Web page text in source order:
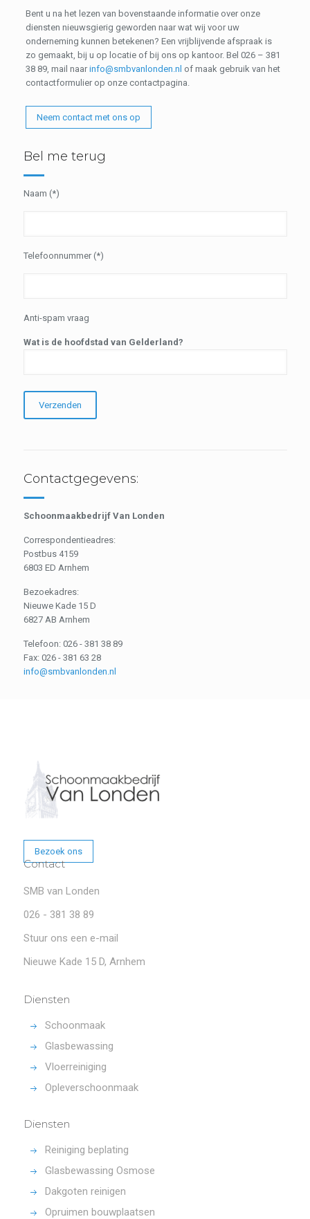
Bent u na het lezen van bovenstaande informatie over onze
diensten nieuwsgierig geworden naar wat wij voor uw
onderneming kunnen betekenen? Een vrijblijvende afspraak is
zo gemaakt, bij u op locatie of bij ons op kantoor. Bel 026 – 381
38 89, mail naarinfo@smbvanlonden.nl of maak gebruik van het
contactformulier op onze contactpagina.
Neem contact met ons op
Bel me terug
Naam (*)
Telefoonnummer (*)
Anti-spam vraag
Wat is de hoofdstad van Gelderland?
Contactgegevens:
Schoonmaakbedrijf Van Londen
Correspondentieadres:
Postbus 4159
6803 ED Arnhem
Bezoekadres:
Nieuwe Kade 15 D
6827 AB Arnhem
Telefoon: 026 - 381 38 89
Fax: 026 - 381 63 28
info@smbvanlonden.nl
Bezoek ons
Contact
SMB van Londen
026 - 381 38 89
Stuur ons een e-mail
Nieuwe Kade 15 D, Arnhem
Diensten
Schoonmaak
Glasbewassing
Vloerreiniging
Opleverschoonmaak
Diensten
Reiniging beplating
Glasbewassing Osmose
Dakgoten reinigen
Opruimen bouwplaatsen